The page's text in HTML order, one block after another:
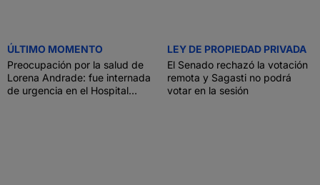
ÚLTIMO MOMENTO
Preocupación por la salud de
Lorena Andrade: fue internada
de urgencia en el Hospital
LEY DE PROPIEDAD PRIVADA
El Senado rechazó la votación
remota y Sagasti no podrá
votar en la sesión